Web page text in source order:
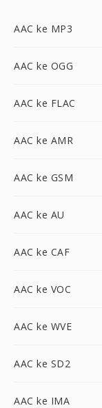
AAC ke MP3
AAC ke OGG
AAC ke FLAC
AAC ke AMR
AAC ke GSM
AAC ke AU
AAC ke CAF
AAC ke VOC
AAC ke WVE
AAC ke SD2
AAC ke IMA